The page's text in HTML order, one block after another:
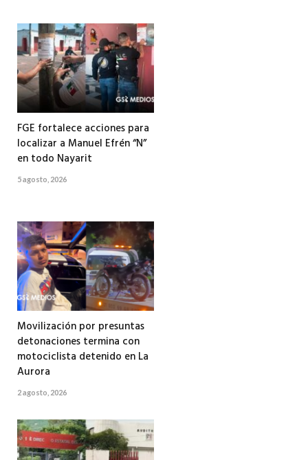
FGE fortalece acciones para
localizar a Manuel Efrén “N”
en todo Nayarit
5 agosto, 2026
Movilización por presuntas
detonaciones termina con
motociclista detenido en La
Aurora
2 agosto, 2026